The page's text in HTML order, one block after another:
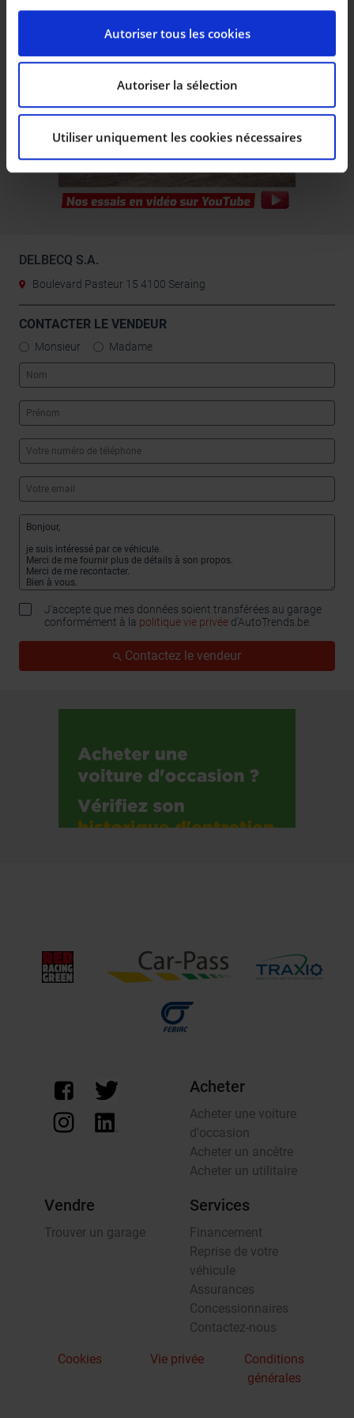
Pour en savoir plus sur le traitement de vos données
personnelles et définir vos préférences, reportez-vous
à lasection « Détails ». Vous pouvez modifier ou
retirer votre consentement à tout moment à partir de
Les cookies nous permettent de personnaliser le
contenu et les annonces, d’offrir des fonctionnalités
relatives aux médias sociaux et d’analyser notre trafic.
Nous partageons également des informations sur
combiner celles-ci avec d’autres informations que vous
utilisation de leurs services.
Autoriser tous les cookies
Autoriser la sélection
Utiliser uniquement les cookies nécessaires
DELBECQ S.A.
Boulevard Pasteur 15 4100 Seraing
CONTACTER LE VENDEUR
Monsieur Madame
J'accepte que mes données soient transférées au garage
conformément à la politique vie privée d’AutoTrends.be.
Contactez le vendeur
Acheter
Acheter une voiture
d'occasion
Acheter un ancêtre
Acheter un utilitaire
Vendre
Trouver un garage
Services
Financement
Reprise de votre
véhicule
Assurances
Concessionnaires
Contactez-nous
Cookies Vie privée
Conditions
générales